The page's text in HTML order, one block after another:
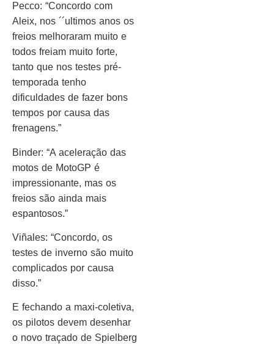
Pecco: “Concordo com
Aleix, nos ´´ultimos anos os
freios melhoraram muito e
todos freiam muito forte,
tanto que nos testes pré-
temporada tenho
dificuldades de fazer bons
tempos por causa das
frenagens.”
Binder: “A aceleração das
motos de MotoGP é
impressionante, mas os
freios são ainda mais
espantosos.”
Viñales: “Concordo, os
testes de inverno são muito
complicados por causa
disso.”
E fechando a maxi-coletiva,
os pilotos devem desenhar
o novo traçado de Spielberg